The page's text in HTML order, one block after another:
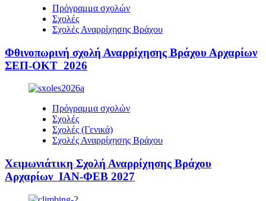
Πρόγραμμα σχολών
Σχολές
Σχολές Αναρρίχησης Βράχου
Φθινοπωρινή σχολή Αναρρίχησης Βράχου Αρχαρίων
ΣΕΠ-ΟΚΤ 2026
Πρόγραμμα σχολών
Σχολές
Σχολές (Γενικά)
Σχολές Αναρρίχησης Βράχου
Χειμωνιάτικη Σχολή Αναρρίχησης Βράχου
Αρχαρίων ΙΑΝ-ΦΕΒ 2027